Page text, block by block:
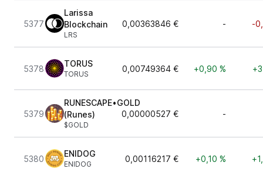
5377
Larissa
Blockchain
LRS
0,00363846 € - -
5378
TORUS
TORUS
0,00749364 € +0,90 %
5379
RUNESCAPE•GOLD
(Runes)
$GOLD
0,00000527 € -
5380
ENIDOG
ENIDOG
0,00116217 € +0,10 %